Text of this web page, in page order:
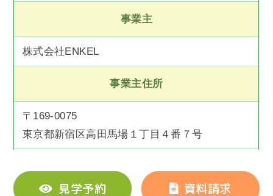
事業主
株式会社ENKEL
事業主住所
〒169-0075
東京都新宿区高田馬場１丁目４番７号
見学予約 資料請求